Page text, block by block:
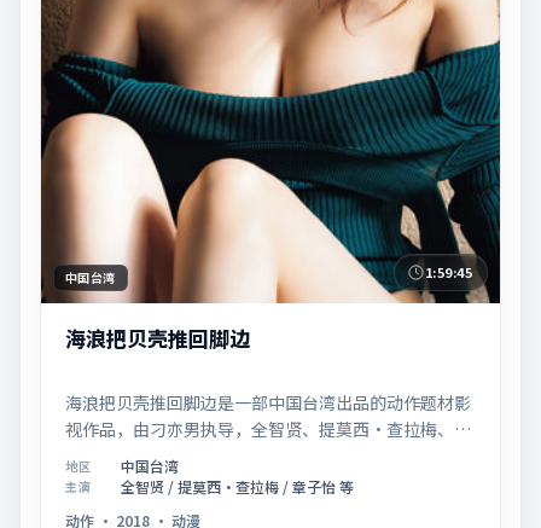
中国台湾 1:59:45
海浪把贝壳推回脚边
海浪把贝壳推回脚边是一部中国台湾出品的动作题材影
视作品，由刁亦男执导，全智贤、提莫西·查拉梅、章
子怡等联合主演，于2018年11月14日在院线首映。影
片围绕「爱的迟疑与勇敢迈出的一步」展开叙事，镜头
语言克制而富有张力，节奏起伏得当，人物弧光完整；
地区 中国台湾
主演
全智贤 / 提莫西·查拉梅 / 章子怡 等
动作 · 2018 · 动漫